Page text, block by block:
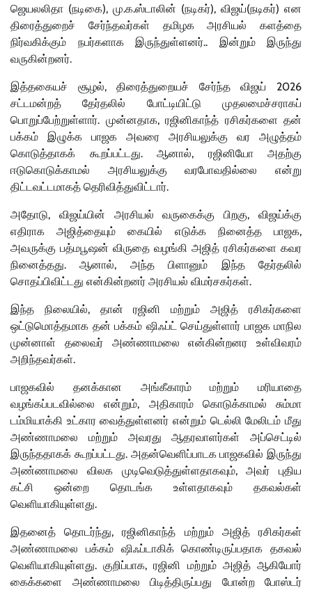
ஜெயலலிதா (நடிகை), மு.க.ஸ்டாலின் (நடிகர்), விஜய்(நடிகர்) என
திரைத்துறைச் சேர்ந்தவர்கள் தமிழக அரசியல் களத்தை
நிர்வகிக்கும் நபர்களாக இருந்துள்ளனர்.. இன்றும் இருந்து
வருகின்றனர்.
இத்தகையச் சூழல், திரைத்துறையச் சேர்ந்த விஜய் 2026
சட்டமன்றத் தேர்தலில் போட்டியிட்டு முதலமைச்சராகப்
பொறுப்பேற்றுள்ளார். முன்னதாக, ரஜினிகாந்த் ரசிகர்களை தன்
பக்கம் இழுக்க பாஜக அவரை அரசியலுக்கு வர அழுத்தம்
கொடுத்தாகக் கூறப்பட்டது. ஆனால், ரஜினியோ அதற்கு
ஈடுகொடுக்காமல் அரசியலுக்குவரபோவதில்லைஎன்று
திட்டவட்டமாகத் தெரிவித்துவிட்டார்.
அதோடு, விஜய்யின் அரசியல் வருகைக்கு பிறகு, விஜய்க்கு
எதிராக அஜித்தையும் கையில் எடுக்க நினைத்த பாஜக,
அவருக்கு பத்மபூஷன் விருதை வழங்கி அஜித் ரசிகர்களை கவர
நினைத்தது. ஆனால், அந்த பிளானும் இந்த தேர்தலில்
சொதப்பிவிட்டது என்கின்றனர் அரசியல் விமர்சகர்கள்.
இந்த நிலையில், தான் ரஜினி மற்றும் அஜித் ரசிகர்களை
ஒட்டுமொத்தமாக தன் பக்கம் ஷிஃப்ட் செய்துள்ளார் பாஜக மாநில
முன்னாள் தலைவர் அண்ணாமலை என்கின்றனர உள்விவரம்
அறிந்தவர்கள்.
பாஜகவில் தனக்கான அங்கீகாரம் மற்றும் மரியாதை
வழங்கப்படவில்லை என்றும், அதிகாரம் கொடுக்காமல் சும்மா
டம்மியாக்கி உட்கார வைத்துள்ளனர் என்றும் டெல்லி மேலிடம் மீது
அண்ணாமலை மற்றும் அவரது ஆதரவாளர்கள் அப்செட்டில்
இருந்ததாகக் கூறப்பட்டது. அதன்வெளிப்பாடக பாஜகவில் இருந்து
அண்ணாமலை விலக முடிவெடுத்துள்ளதாகவும், அவர் புதிய
கட்சி ஒன்றை தொடங்க உள்ளதாகவும் தகவல்கள்
வெளியாகியுள்ளது.
இதனைத் தொடர்ந்து, ரஜினிகாந்த் மற்றும் அஜித் ரசிகர்கள்
அண்ணாமலை பக்கம் ஷிஃப்டாகிக் கொண்டிருப்பதாக தகவல்
வெளியாகியுள்ளது. குறிப்பாக, ரஜினி மற்றும் அஜித் ஆகியோர்
கைக்களை அண்ணாமலை பிடித்திருப்பது போன்ற போஸ்டர்